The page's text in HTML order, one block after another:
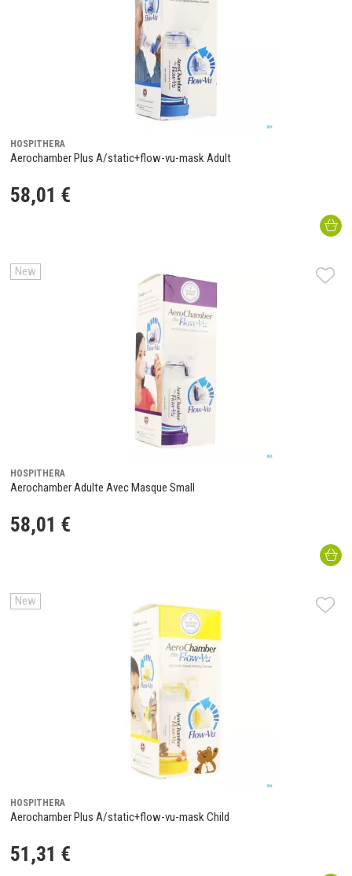
HOSPITHERA
Aerochamber Plus A/static+flow-vu-mask Adult
58,01 €
New
HOSPITHERA
Aerochamber Adulte Avec Masque Small
58,01 €
New
HOSPITHERA
Aerochamber Plus A/static+flow-vu-mask Child
51 ,31 €